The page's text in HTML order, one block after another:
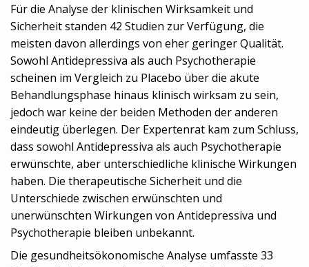
Für die Analyse der klinischen Wirksamkeit und
Sicherheit standen 42 Studien zur Verfügung, die
meisten davon allerdings von eher geringer Qualität.
Sowohl Antidepressiva als auch Psychotherapie
scheinen im Vergleich zu Placebo über die akute
Behandlungsphase hinaus klinisch wirksam zu sein,
jedoch war keine der beiden Methoden der anderen
eindeutig überlegen. Der Expertenrat kam zum Schluss,
dass sowohl Antidepressiva als auch Psychotherapie
erwünschte, aber unterschiedliche klinische Wirkungen
haben. Die therapeutische Sicherheit und die
Unterschiede zwischen erwünschten und
unerwünschten Wirkungen von Antidepressiva und
Psychotherapie bleiben unbekannt.
Die gesundheitsökonomische Analyse umfasste 33